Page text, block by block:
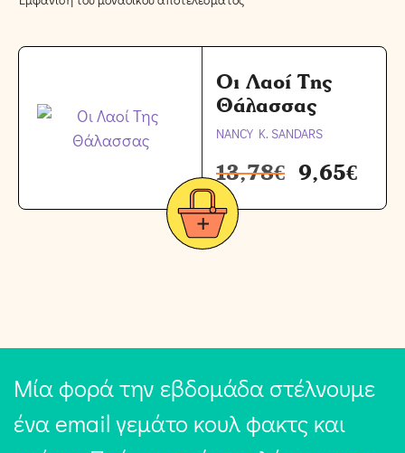
Οι Λαοί Της
Θάλασσας
NANCY K. SANDARS
13,78€ 9,65€
Μία φορά την εβδομάδα στέλνουμε
ένα email γεμάτο κουλ φακτς και